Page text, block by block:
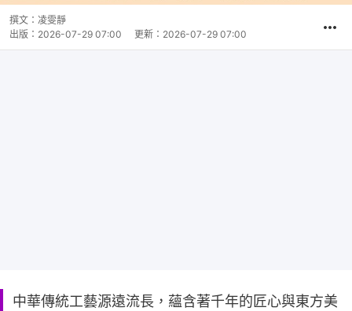
撰文： 凌雯靜
出版： 2026-07-29 07:00 更新： 2026-07-29 07:00
中華傳統工藝源遠流長，蘊含著千年的匠心與東方美